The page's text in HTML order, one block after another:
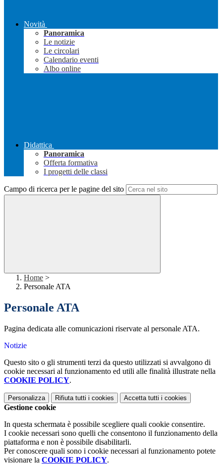
Novità
Panoramica
Le notizie
Le circolari
Calendario eventi
Albo online
Didattica
Panoramica
Offerta formativa
I progetti delle classi
Campo di ricerca per le pagine del sito
Home >
Personale ATA
Personale ATA
Pagina dedicata alle comunicazioni riservate al personale ATA.
Notizie
Questo sito o gli strumenti terzi da questo utilizzati si avvalgono di
cookie necessari al funzionamento ed utili alle finalità illustrate nella
COOKIE POLICY.
Personalizza Rifiuta tutti i cookies Accetta tutti i cookies
Gestione cookie
In questa schermata è possibile scegliere quali cookie consentire.
I cookie necessari sono quelli che consentono il funzionamento della
piattaforma e non è possibile disabilitarli.
Per conoscere quali sono i cookie necessari al funzionamento potete
visionare la COOKIE POLICY.